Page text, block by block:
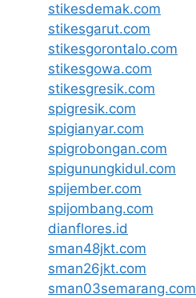
stikesdemak.com
stikesgarut.com
stikesgorontalo.com
stikesgowa.com
stikesgresik.com
spigresik.com
spigianyar.com
spigrobongan.com
spigunungkidul.com
spijember.com
spijombang.com
dianflores.id
sman48jkt.com
sman26jkt.com
sman03semarang.com